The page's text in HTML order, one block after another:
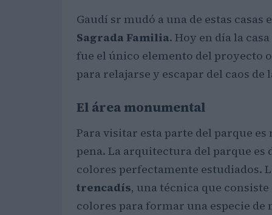
Gaudí sr mudó a una de estas
Sagrada Familia. Hoy en día la
fue el único elemento del proyecto
para relajarse y escapar del caos de
El área monumental
Para visitar esta parte del parque
pena. La arquitectura del parque es
colores perfectamente estudiados.
trencadís, una técnica que
colores para formar una especie de